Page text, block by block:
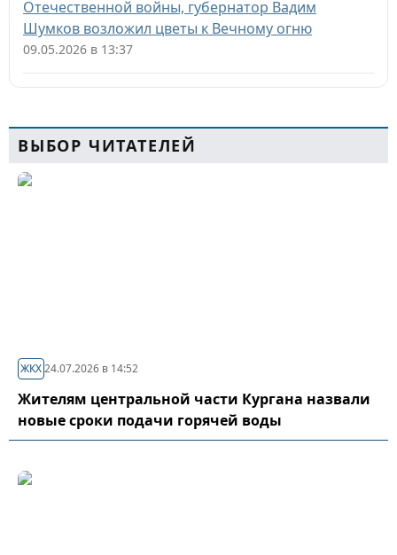
Отечественной войны, губернатор Вадим
Шумков возложил цветы к Вечному огню
09.05.2026 в 13:37
ВЫБОР ЧИТАТЕЛЕЙ
ЖКХ24.07.2026 в 14:52
Жителям центральной части Кургана назвали
новые сроки подачи горячей воды